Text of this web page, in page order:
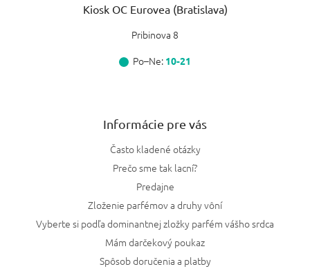
Kiosk OC Eurovea (Bratislava)
Pribinova 8
Po–Ne: 10-21
Informácie pre vás
Často kladené otázky
Prečo sme tak lacní?
Predajne
Zloženie parfémov a druhy vôní
Vyberte si podľa dominantnej zložky parfém vášho srdca
Mám darčekový poukaz
Spôsob doručenia a platby